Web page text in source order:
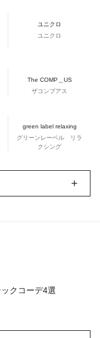
ユニクロ
ユニクロ
The COMP＿US
ザコンプアス
green label relaxing
グリーンレーベル リラ
クシング
クコーデ4選